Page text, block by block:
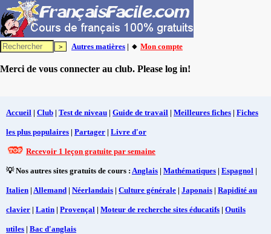
Autres matières | 🔸 Mon compte
Merci de vous connecter au club. Please log in!
Accueil | Club | Test de niveau | Guide de travail | Meilleures fiches | Fiches
les plus populaires | Partager | Livre d'or
Recevoir 1 leçon gratuite par semaine
💡 Nos autres sites gratuits de cours : Anglais | Mathématiques | Espagnol |
Italien | Allemand | Néerlandais | Culture générale | Japonais | Rapidité au
clavier | Latin | Provençal | Moteur de recherche sites éducatifs | Outils
utiles | Bac d'anglais